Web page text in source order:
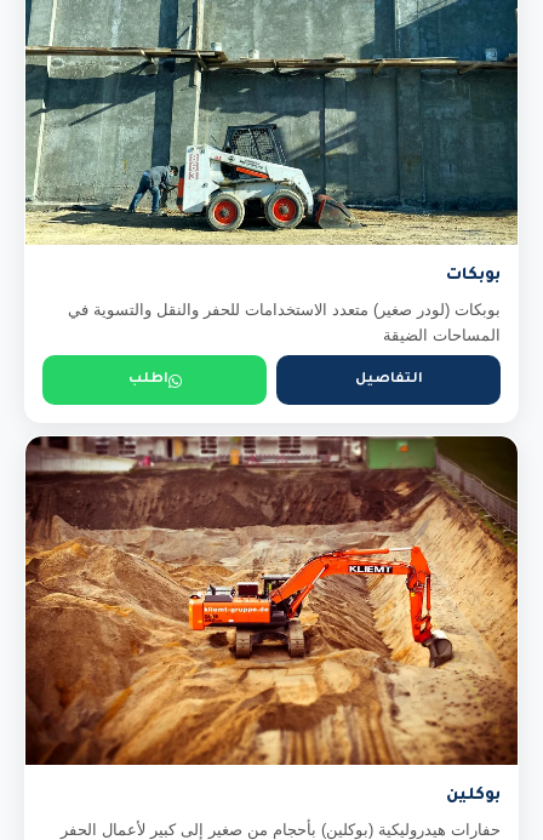
بوبكات
بوبكات (لودر صغير) متعدد الاستخدامات للحفر والنقل والتسوية في
المساحات الضيقة
التفاصيل اطلب
بوكلين
حفارات هيدروليكية (بوكلين) بأحجام من صغير إلى كبير لأعمال الحفر